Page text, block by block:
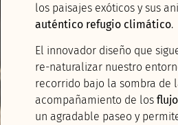
los paisajes exóticos y sus
auténtico refugio climático.
El innovador diseño que
re-naturalizar nuestro
recorrido bajo la sombra de
acompañamiento de los
un agradable paseo y